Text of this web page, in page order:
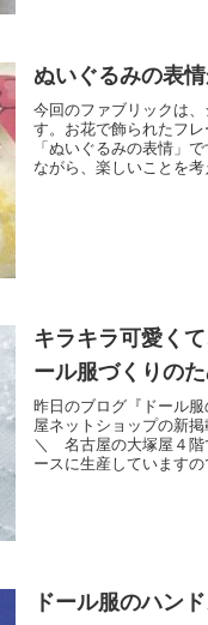
ぬいぐるみの表
今回のファブリックは
す。お花で飾られたフ
「ぬいぐるみの表情
ながら、楽しいことを
キラキラ可愛く
ール服づくりの
昨日のブログ『ドール
屋ネットショップの新
＼ 名古屋の大塚屋４階
ースに生産しています
ドール服のハン